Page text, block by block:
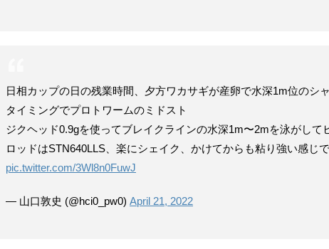
日相カップの日の残業時間、夕方ワカサギが産卵で水深1m位のシ
タイミングでプロトワームのミドスト
ジクヘッド0.9gを使ってブレイクラインの水深1m〜2mを泳がして
ロッドはSTN640LLS、楽にシェイク、かけてからも粘り強い感じ
pic.twitter.com/3Wl8n0FuwJ
— 山口敦史 (@hci0_pw0) April 21, 2022